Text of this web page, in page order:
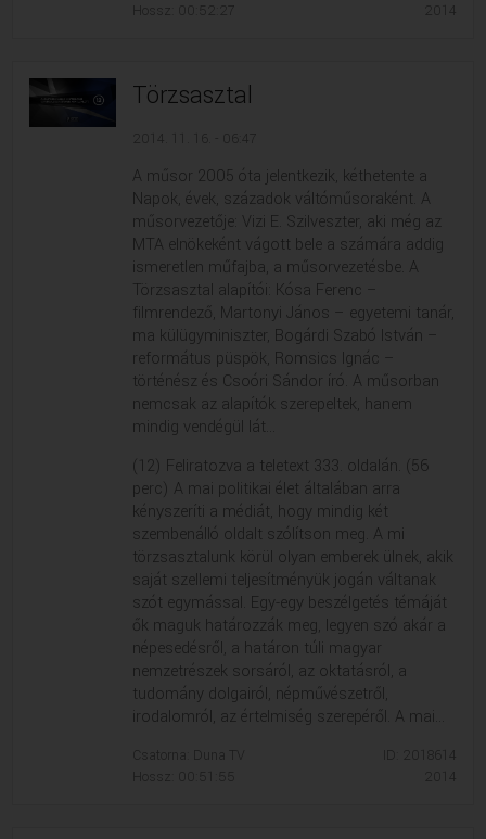
Hossz: 00:52:27
2014
Törzsasztal
2014. 11. 16. - 06:47
A műsor 2005 óta jelentkezik, kéthetente a
Napok, évek, századok váltóműsoraként. A
műsorvezetője: Vizi E. Szilveszter, aki még az
MTA elnökeként vágott bele a számára addig
ismeretlen műfajba, a műsorvezetésbe. A
Törzsasztal alapítói: Kósa Ferenc –
filmrendező, Martonyi János – egyetemi tanár,
ma külügyminiszter, Bogárdi Szabó István –
református püspök, Romsics Ignác –
történész és Csoóri Sándor író. A műsorban
nemcsak az alapítók szerepeltek, hanem
mindig vendégül lát...
(12) Feliratozva a teletext 333. oldalán. (56
perc) A mai politikai élet általában arra
kényszeríti a médiát, hogy mindig két
szembenálló oldalt szólítson meg. A mi
törzsasztalunk körül olyan emberek ülnek, akik
saját szellemi teljesítményük jogán váltanak
szót egymással. Egy-egy beszélgetés témáját
ők maguk határozzák meg, legyen szó akár a
népesedésről, a határon túli magyar
nemzetrészek sorsáról, az oktatásról, a
tudomány dolgairól, népművészetről,
irodalomról, az értelmiség szerepéről. A mai...
Csatorna: Duna TV
Hossz: 00:51:55
ID: 2018614
2014